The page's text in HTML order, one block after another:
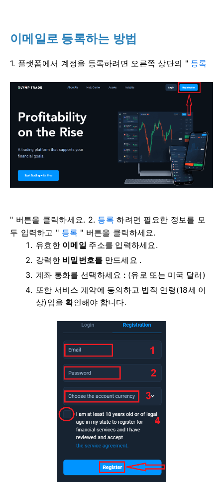
이메일로 등록하는 방법
1. 플랫폼에서 계정을 등록하려면 오른쪽 상단의 " 등록
" 버튼을 클릭하세요. 2. 등록 하려면 필요한 정보를 모
두 입력하고 " 등록 " 버튼을 클릭하세요.
유효한 이메일 주소를 입력하세요.
강력한 비밀번호를 만드세요 .
계좌 통화를 선택하세요 : (유로 또는 미국 달러)
또한 서비스 계약에 동의하고 법적 연령(18세 이
상)임을 확인해야 합니다.